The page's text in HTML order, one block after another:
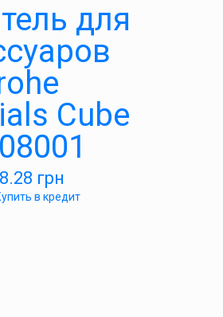
для
Cube
грн
в кредит